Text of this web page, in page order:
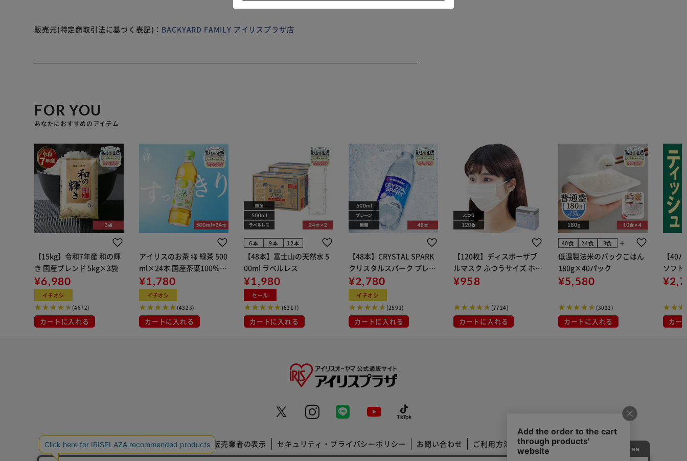
重量です。） 【注意点】 ※電子レンジ：可 (オーブンは不可) ※お取り扱いの際は、商品やパッケージなどに記
はご使用にならないで下さい。 ※カメラやモニターの性質により、画像と実物の色の違いがある場合がございま
販売元(特定商取引法に基づく表記)： BACKYARD FAMILY アイリスプラザ店
FOR YOU
あなたにおすすめのアイテム
【15kg】令和7年産 和の輝
き 国産ブレンド 5kg×3袋
¥6,980
イチオシ
(4672)
カートに入れる
アイリスのお茶 綠 緑茶 500
ml×24本 国産茶葉100％使
用
¥1,780
イチオシ
(4323)
カートに入れる
6本 9本 12本
【48本】富士山の天然水 5
00ml ラベルレス
¥1,980
セール
(6317)
カートに入れる
【48本】CRYSTAL SPARK
クリスタルスパーク プレー
ン 500ml
¥2,780
イチオシ
(2591)
カートに入れる
【120枚】ディスポーザブ
ルマスク ふつうサイズ ホワ
イト 大容量 DISPOSABLE
布
¥958
(7724)
カートに入れる
40食 24食 3食 add
低温製法米のパックごはん
180g×40パック
¥5,580
(3023)
カートに入れる
【40
ソフ
組) 5
カー
特定商取引法に基づく通信販売業者の表示 セキュリティ・プライバシーポリシー お問い合わせ ご利用方法 ご利用規約